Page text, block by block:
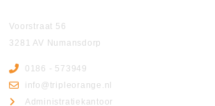
Voorstraat 56
3281 AV Numansdorp
0186 - 573949
info@tripleorange.nl
Administratiekantoor